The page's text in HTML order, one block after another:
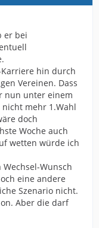
er bei
hin durch
Vereinen. Dass
nun unter einem
mehr 1.Wahl
doch
Woche auch
wetten würde ich
Wunsch
eine andere
Szenario nicht.
Aber die darf